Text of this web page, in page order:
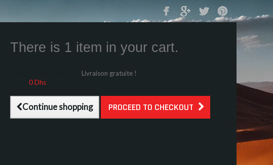
There is 1 item in your cart.
Livraison gratuite !
0 Dhs
Continue shopping PROCEED TO CHECKOUT